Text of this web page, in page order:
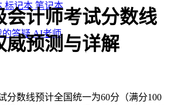
标记本 笔记本
的答疑AI老师
会计师考试分数线
威预测与详解
分数线预计全国统一为60分（满分100